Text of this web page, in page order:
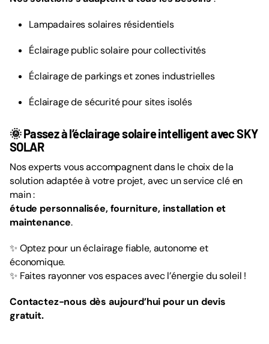
Lampadaires solaires résidentiels
Éclairage public solaire pour collectivités
Éclairage de parkings et zones industrielles
Éclairage de sécurité pour sites isolés
🌞 Passez à l’éclairage solaire intelligent avec SKY
SOLAR
Nos experts vous accompagnent dans le choix de la
solution adaptée à votre projet, avec un service clé en
main :
étude personnalisée, fourniture, installation et
maintenance.
✨ Optez pour un éclairage fiable, autonome et
économique.
✨ Faites rayonner vos espaces avec l’énergie du soleil !
Contactez-nous dès aujourd’hui pour un devis
gratuit.